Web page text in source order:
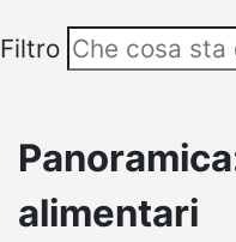
Filtro
alimentari